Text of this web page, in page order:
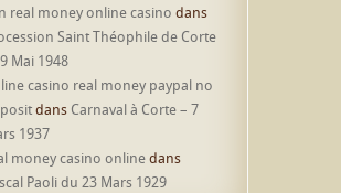
real money online casino dans
Saint Théophile de Corte
Mai 1948
casino real money paypal no
dans Carnaval à Corte – 7
1937
money casino onlinedans
Paoli du 23 Mars 1929